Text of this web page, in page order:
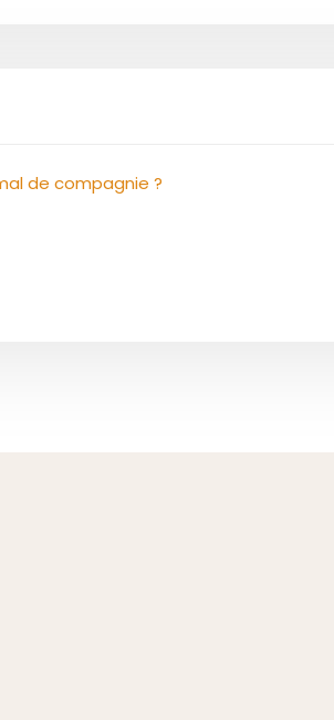
de compagnie ?